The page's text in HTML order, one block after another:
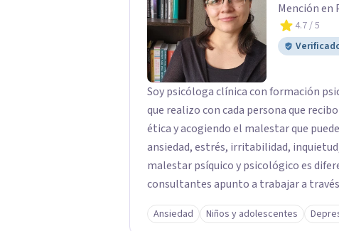
Mención en
4.7/ 5
Soy psicóloga clínica con formación
que realizo con cada persona que
ética y acogiendo el malestar que
ansiedad, estrés, irritabilidad, inquietud, tristeza y
malestar psíquico y psicológico es diferente e
consultantes apunto a trabajar a través
Superar me desempeño en el área de
niños/as, adolescentes y adultos. Este
Ansiedad Niños y adolescentes